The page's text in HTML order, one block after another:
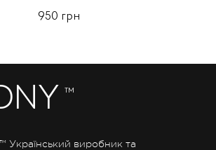
950 грн
™
Український виробник та